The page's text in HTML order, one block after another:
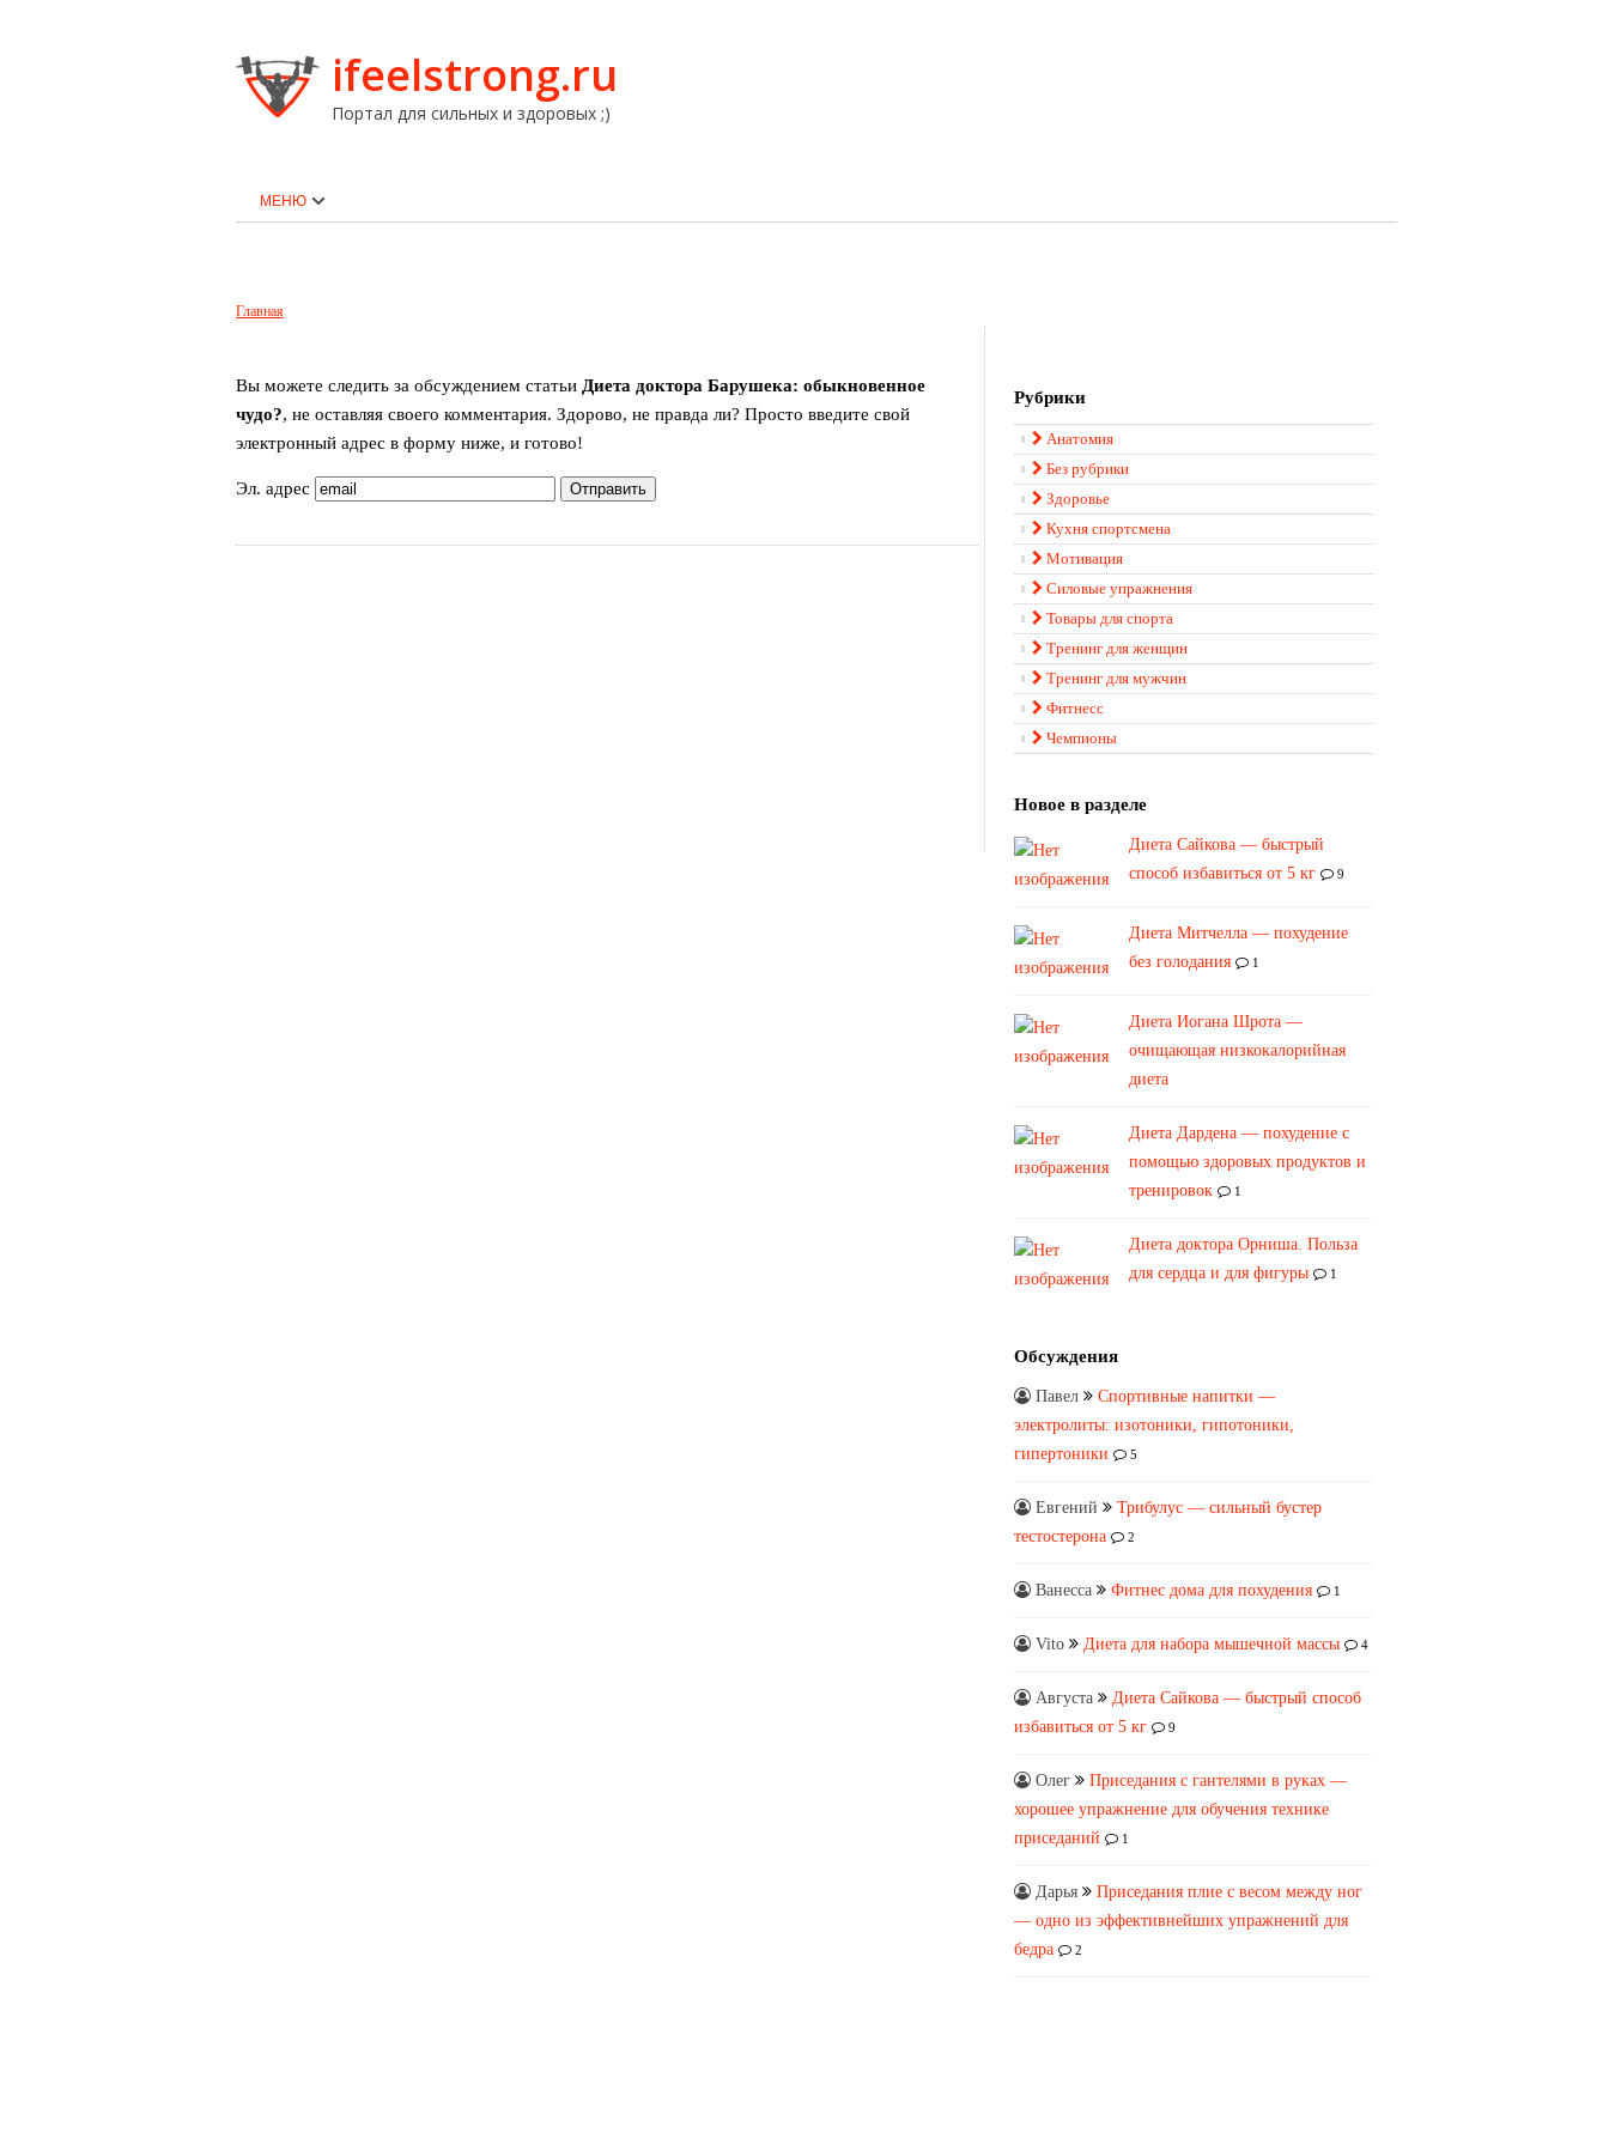
ifeelstrong.ru
Портал для сильных и здоровых ;)
МЕНЮ
Главная
Вы можете следить за обсуждением статьи ​Диета доктора Барушека: обыкновенное
чудо?, не оставляя своего комментария. Здорово, не правда ли? Просто введите свой
электронный адрес в форму ниже, и готово!
Эл. адрес
Рубрики
Анатомия
Без рубрики
Здоровье
Кухня спортсмена
Мотивация
Силовые упражнения
Товары для спорта
Тренинг для женщин
Тренинг для мужчин
Фитнесс
Чемпионы
Новое в разделе
Диета Сайкова — быстрый
способ избавиться от 5 кг
9
Диета Митчелла — похудение
без голодания
1
Диета Иогана Шрота —
очищающая низкокалорийная
диета
Диета Дардена — похудение с
помощью здоровых продуктов и
тренировок
1
​Диета доктора Орниша. Польза
для сердца и для фигуры
1
Обсуждения
Павел
Спортивные напитки —
электролиты: изотоники, гипотоники,
гипертоники
5
Евгений
Трибулус — сильный бустер
тестостерона
2
Ванесса Фитнес дома для похудения 1
Vito Диета для набора мышечной массы 4
Августа
Диета Сайкова — быстрый способ
избавиться от 5 кг
9
Олег
Приседания с гантелями в руках —
хорошее упражнение для обучения технике
приседаний
1
Дарья
Приседания плие с весом между ног
— одно из эффективнейших упражнений для
бедра
2